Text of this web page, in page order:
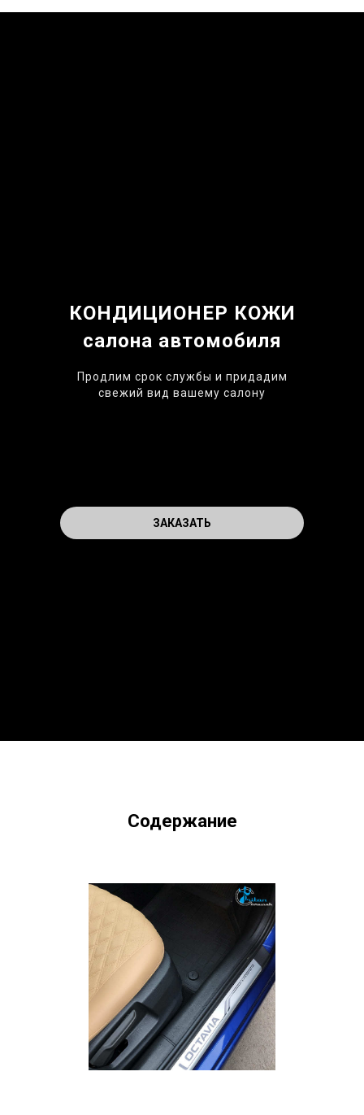
КОНДИЦИОНЕР КОЖИ
салона автомобиля
Продлим срок службы и придадим
свежий вид вашему салону
ЗАКАЗАТЬ
Содержание